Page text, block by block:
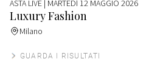
ASTA LIVE | MARTEDÌ 12 MAGGIO 2026
Luxury Fashion
Milano
GUARDA I RISULTATI